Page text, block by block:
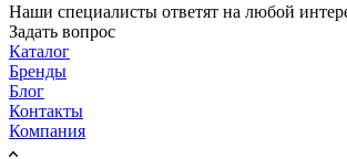
Наши специалисты ответят на любой
Задать вопрос
Каталог
Бренды
Блог
Контакты
Компания